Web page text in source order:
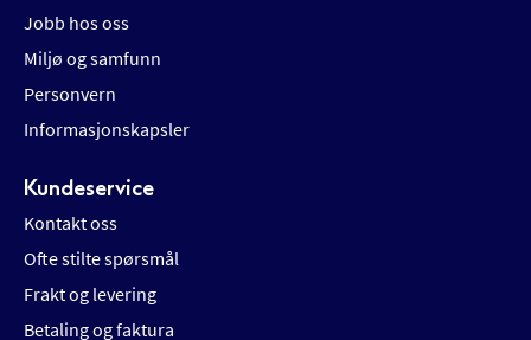
Jobb hos oss
Miljø og samfunn
Personvern
Informasjonskapsler
Kundeservice
Kontakt oss
Ofte stilte spørsmål
Frakt og levering
Betaling og faktura